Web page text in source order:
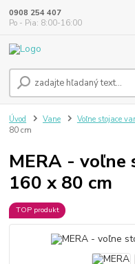
0908 254 407
Po - Pia: 8:00-16:00
Úvod Vane Voľne stojace
80 cm
MERA - voľne
160 x 80 cm
TOP produkt